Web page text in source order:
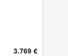
3.769 €